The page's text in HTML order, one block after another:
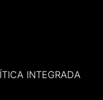
INTEGRADA